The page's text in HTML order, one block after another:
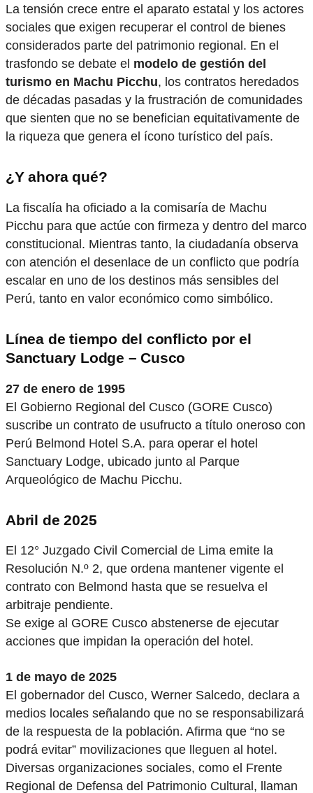
La tensión crece entre el aparato estatal y los actores
sociales que exigen recuperar el control de bienes
considerados parte del patrimonio regional. En el
trasfondo se debate el modelo de gestión del
turismo en Machu Picchu, los contratos heredados
de décadas pasadas y la frustración de comunidades
que sienten que no se benefician equitativamente de
la riqueza que genera el ícono turístico del país.
¿Y ahora qué?
La fiscalía ha oficiado a la comisaría de Machu
Picchu para que actúe con firmeza y dentro del marco
constitucional. Mientras tanto, la ciudadanía observa
con atención el desenlace de un conflicto que podría
escalar en uno de los destinos más sensibles del
Perú, tanto en valor económico como simbólico.
Línea de tiempo del conflicto por el
Sanctuary Lodge – Cusco
27 de enero de 1995
El Gobierno Regional del Cusco (GORE Cusco)
suscribe un contrato de usufructo a título oneroso con
Perú Belmond Hotel S.A. para operar el hotel
Sanctuary Lodge, ubicado junto al Parque
Arqueológico de Machu Picchu.
Abril de 2025
El 12° Juzgado Civil Comercial de Lima emite la
Resolución N.º 2, que ordena mantener vigente el
contrato con Belmond hasta que se resuelva el
arbitraje pendiente.
Se exige al GORE Cusco abstenerse de ejecutar
acciones que impidan la operación del hotel.
1 de mayo de 2025
El gobernador del Cusco, Werner Salcedo, declara a
medios locales señalando que no se responsabilizará
de la respuesta de la población. Afirma que “no se
podrá evitar” movilizaciones que lleguen al hotel.
Diversas organizaciones sociales, como el Frente
Regional de Defensa del Patrimonio Cultural, llaman